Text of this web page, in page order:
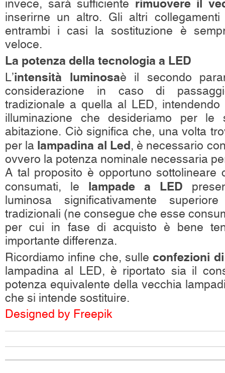
invece, sarà sufficiente rimuovere il
inserirne un altro. Gli altri
entrambi i casi la sostituzione è
veloce.
La potenza della tecnologia a LED
L’intensità luminosaè il secondo
considerazione in caso di
tradizionale a quella al LED,
illuminazione che desideriamo per le
abitazione. Ciò significa che, una volta
per la lampadina al Led, è necessario
ovvero la potenza nominale necessaria
A tal proposito è opportuno sottolineare
consumati, le lampade a LED
luminosa significativamente
tradizionali (ne consegue che esse
per cui in fase di acquisto è bene
importante differenza.
Ricordiamo infine che, sulleconfezioni
lampadina al LED, è riportato sia il
potenza equivalente della vecchia
che si intende sostituire.
Designed by Freepik